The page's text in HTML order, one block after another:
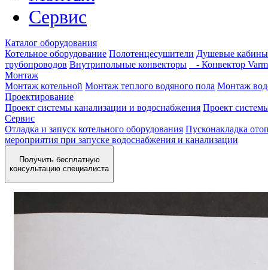
Сервис
Каталог оборудования
Котельное оборудование Полотенцесушители Душевые кабины
трубопроводов Внутрипольные конвекторы
- Конвектор
Монтаж
Монтаж котельной Монтаж теплого водяного пола Монтаж
Проектирование
Проект системы канализации и водоснабжения Проект
Сервис
Отладка и запуск котельного оборудования Пусконакладка
мероприятия при запуске водоснабжения и канализации
Получить бесплатную
консультацию специалиста